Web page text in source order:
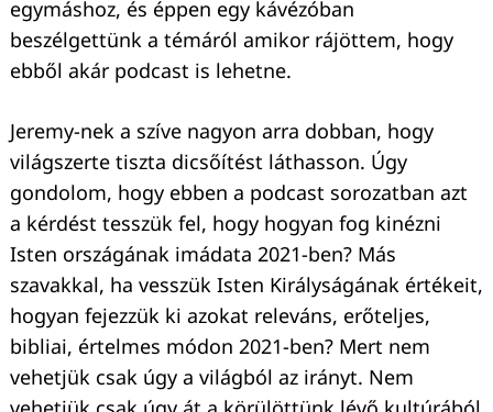
egymáshoz, és éppen egy kávézóban
beszélgettünk a témáról amikor rájöttem, hogy
ebből akár podcast is lehetne.
Jeremy-nek a szíve nagyon arra dobban, hogy
világszerte tiszta dicsőítést láthasson. Úgy
gondolom, hogy ebben a podcast sorozatban azt
a kérdést tesszük fel, hogy hogyan fog kinézni
Isten országának imádata 2021-ben? Más
szavakkal, ha vesszük Isten Királyságának értékeit,
hogyan fejezzük ki azokat releváns, erőteljes,
bibliai, értelmes módon 2021-ben? Mert nem
vehetjük csak úgy a világból az irányt. Nem